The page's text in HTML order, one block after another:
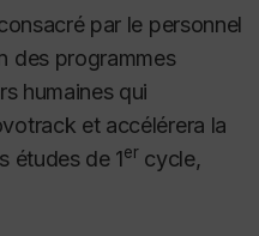
par le personnel
des programmes
humaines qui
et accélérera la
études de 1ercycle,